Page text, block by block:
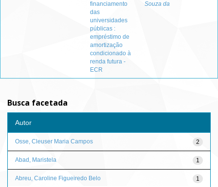
financiamento
das
universidades
públicas :
empréstimo de
amortização
condicionado à
renda futura -
ECR
Souza da
Busca facetada
Autor
2
Osse, Cleuser Maria Campos
1
Abad, Maristela
1
Abreu, Caroline Figueiredo Belo